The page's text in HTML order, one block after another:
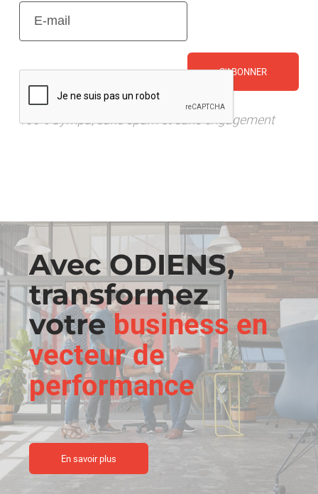
E-
mail(Nécessaire)
100% Sympa, sans spam et sans engagement
Avec ODIENS,
transformez
votrebusiness en
vecteur de
performance
En savoir plus